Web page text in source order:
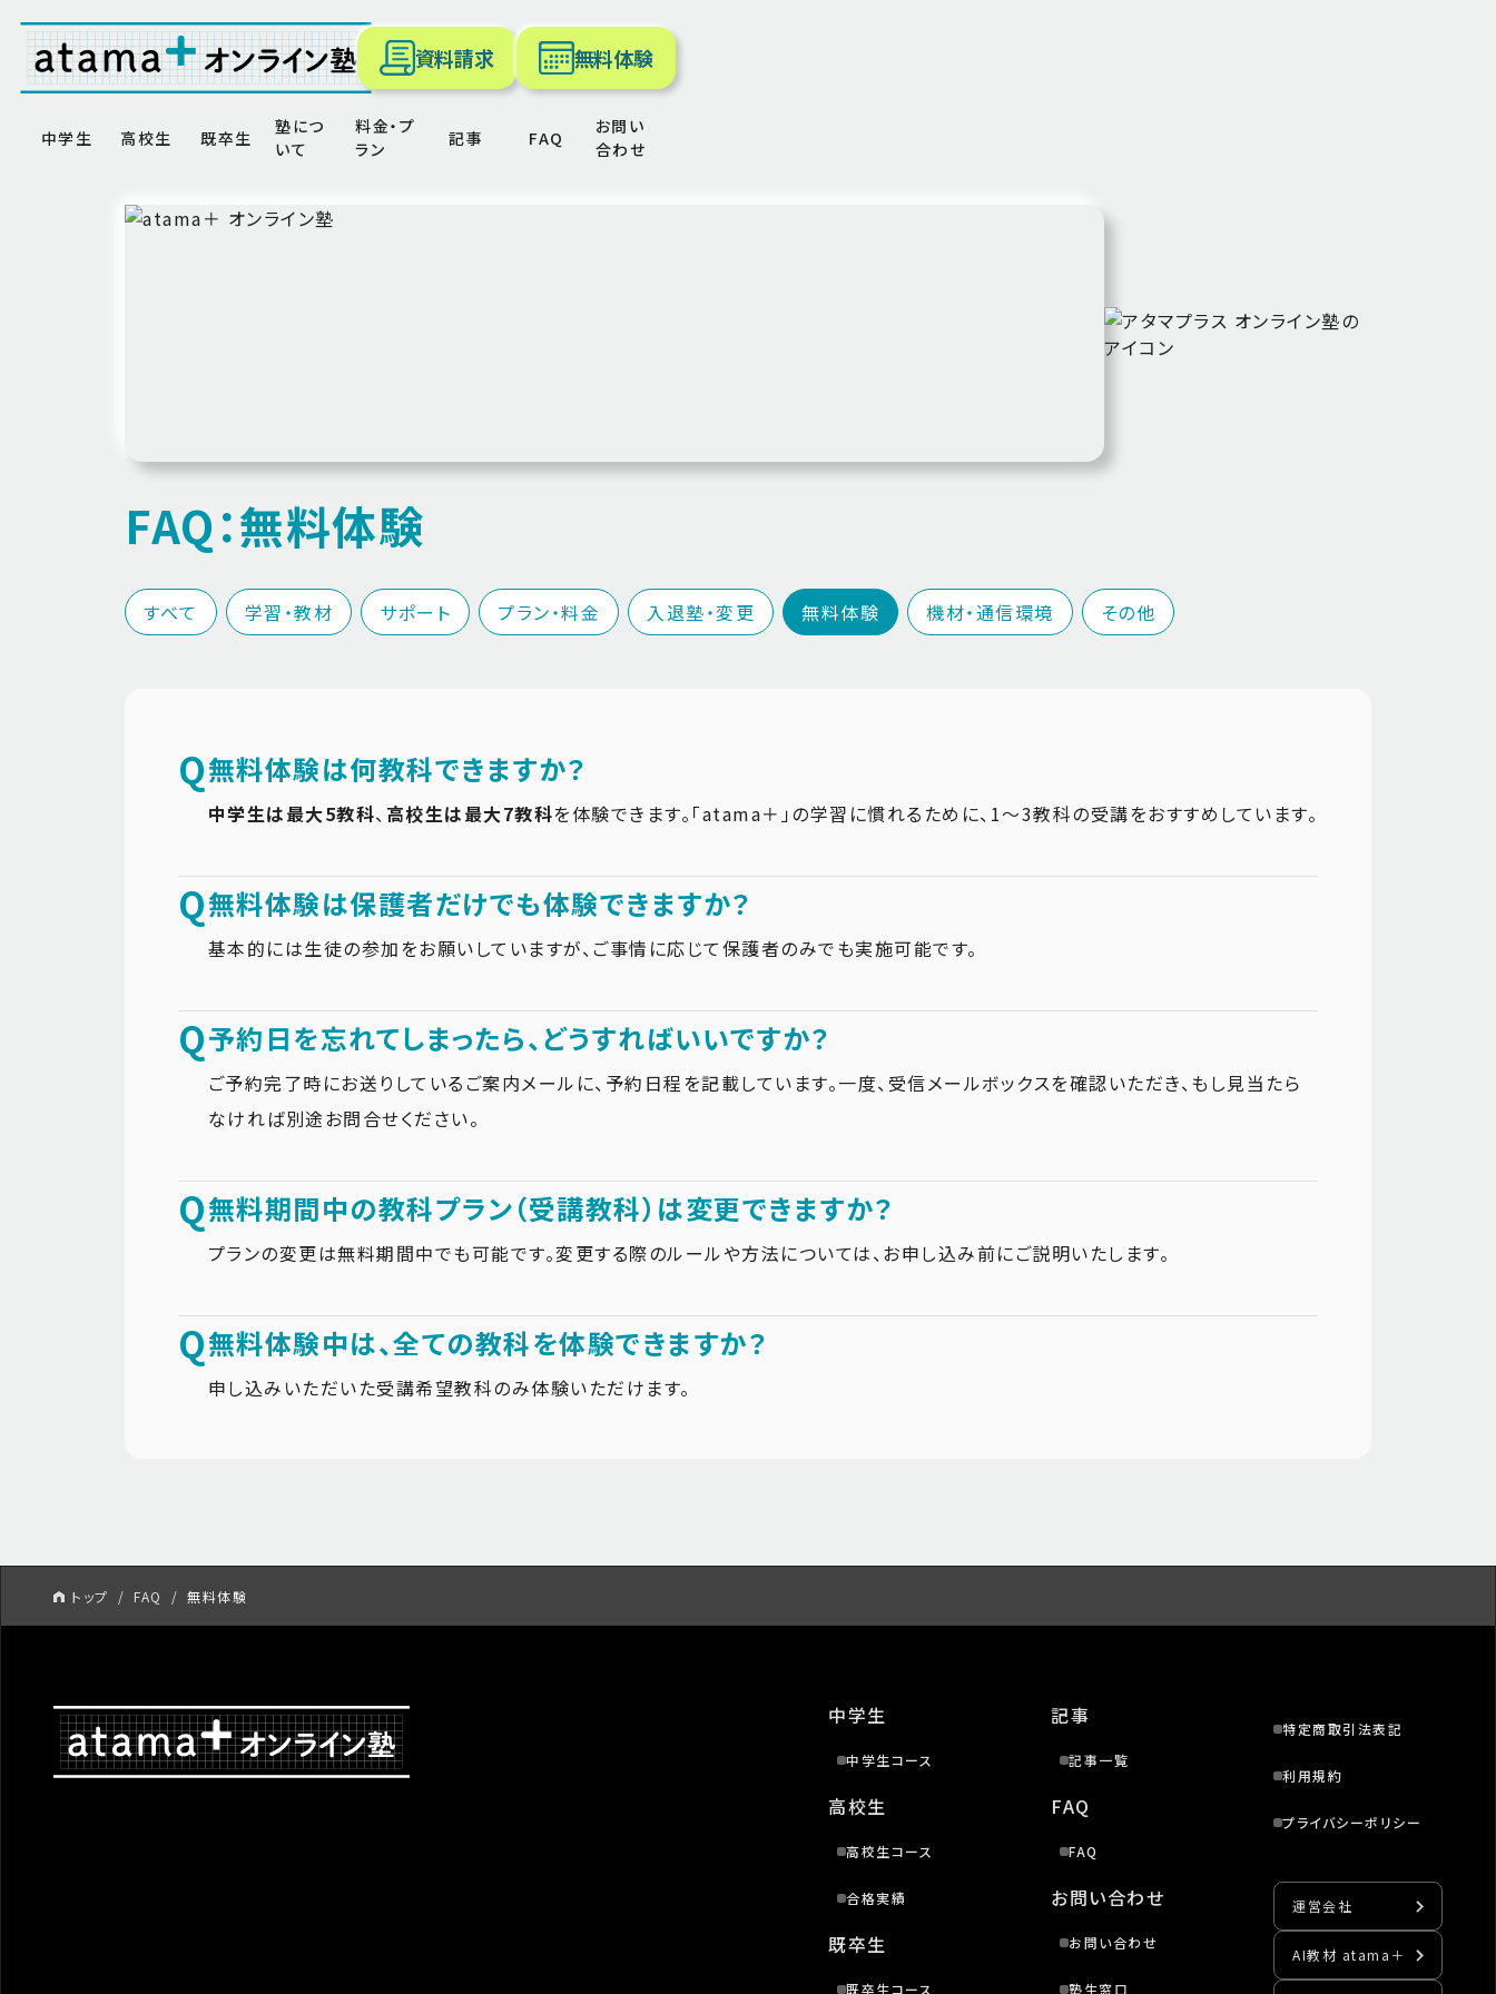
資料請求 無料体験
中学生 高校生 既卒生
塾につ
いて
料金・プ
ラン
記事 FAQ
お問い
合わせ
FAQ：無料体験
すべて 学習・教材 サポート プラン・料金 入退塾・変更 無料体験 機材・通信環境 その他
Q無料体験は何教科できますか？
中学生は最大5教科、 高校生は最大7教科を体験できます。「atama＋」の学習に慣れるために、1～3教科の受講をおすすめしています。
Q無料体験は保護者だけでも体験できますか？
基本的には生徒の参加をお願いしていますが、ご事情に応じて保護者のみでも実施可能です。
Q予約日を忘れてしまったら、どうすればいいですか？
ご予約完了時にお送りしているご案内メールに、予約日程を記載しています。一度、受信メールボックスを確認いただき、もし見当たら
なければ別途お問合せください。
Q無料期間中の教科プラン（受講教科）は変更できますか？
プランの変更は無料期間中でも可能です。変更する際のルールや方法については、お申し込み前にご説明いたします。
Q無料体験中は、全ての教科を体験できますか？
申し込みいただいた受講希望教科のみ体験いただけます。
トップ FAQ 無料体験
中学生
中学生コース
高校生
高校生コース
合格実績
既卒生
既卒生コース
記事
記事一覧
FAQ
FAQ
お問い合わせ
お問い合わせ
塾生窓口
特定商取引法表記
利用規約
プライバシーポリシー
運営会社
AI教材 atama＋